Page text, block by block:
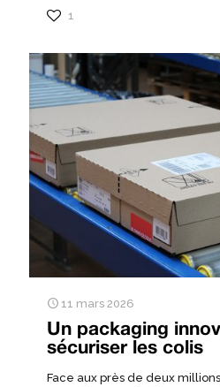
1
11 mars 2026
Un packaging
sécuriser les colis
Face aux près de deux